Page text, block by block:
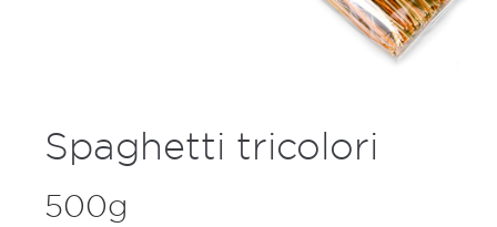
Spaghetti tricolori
500g